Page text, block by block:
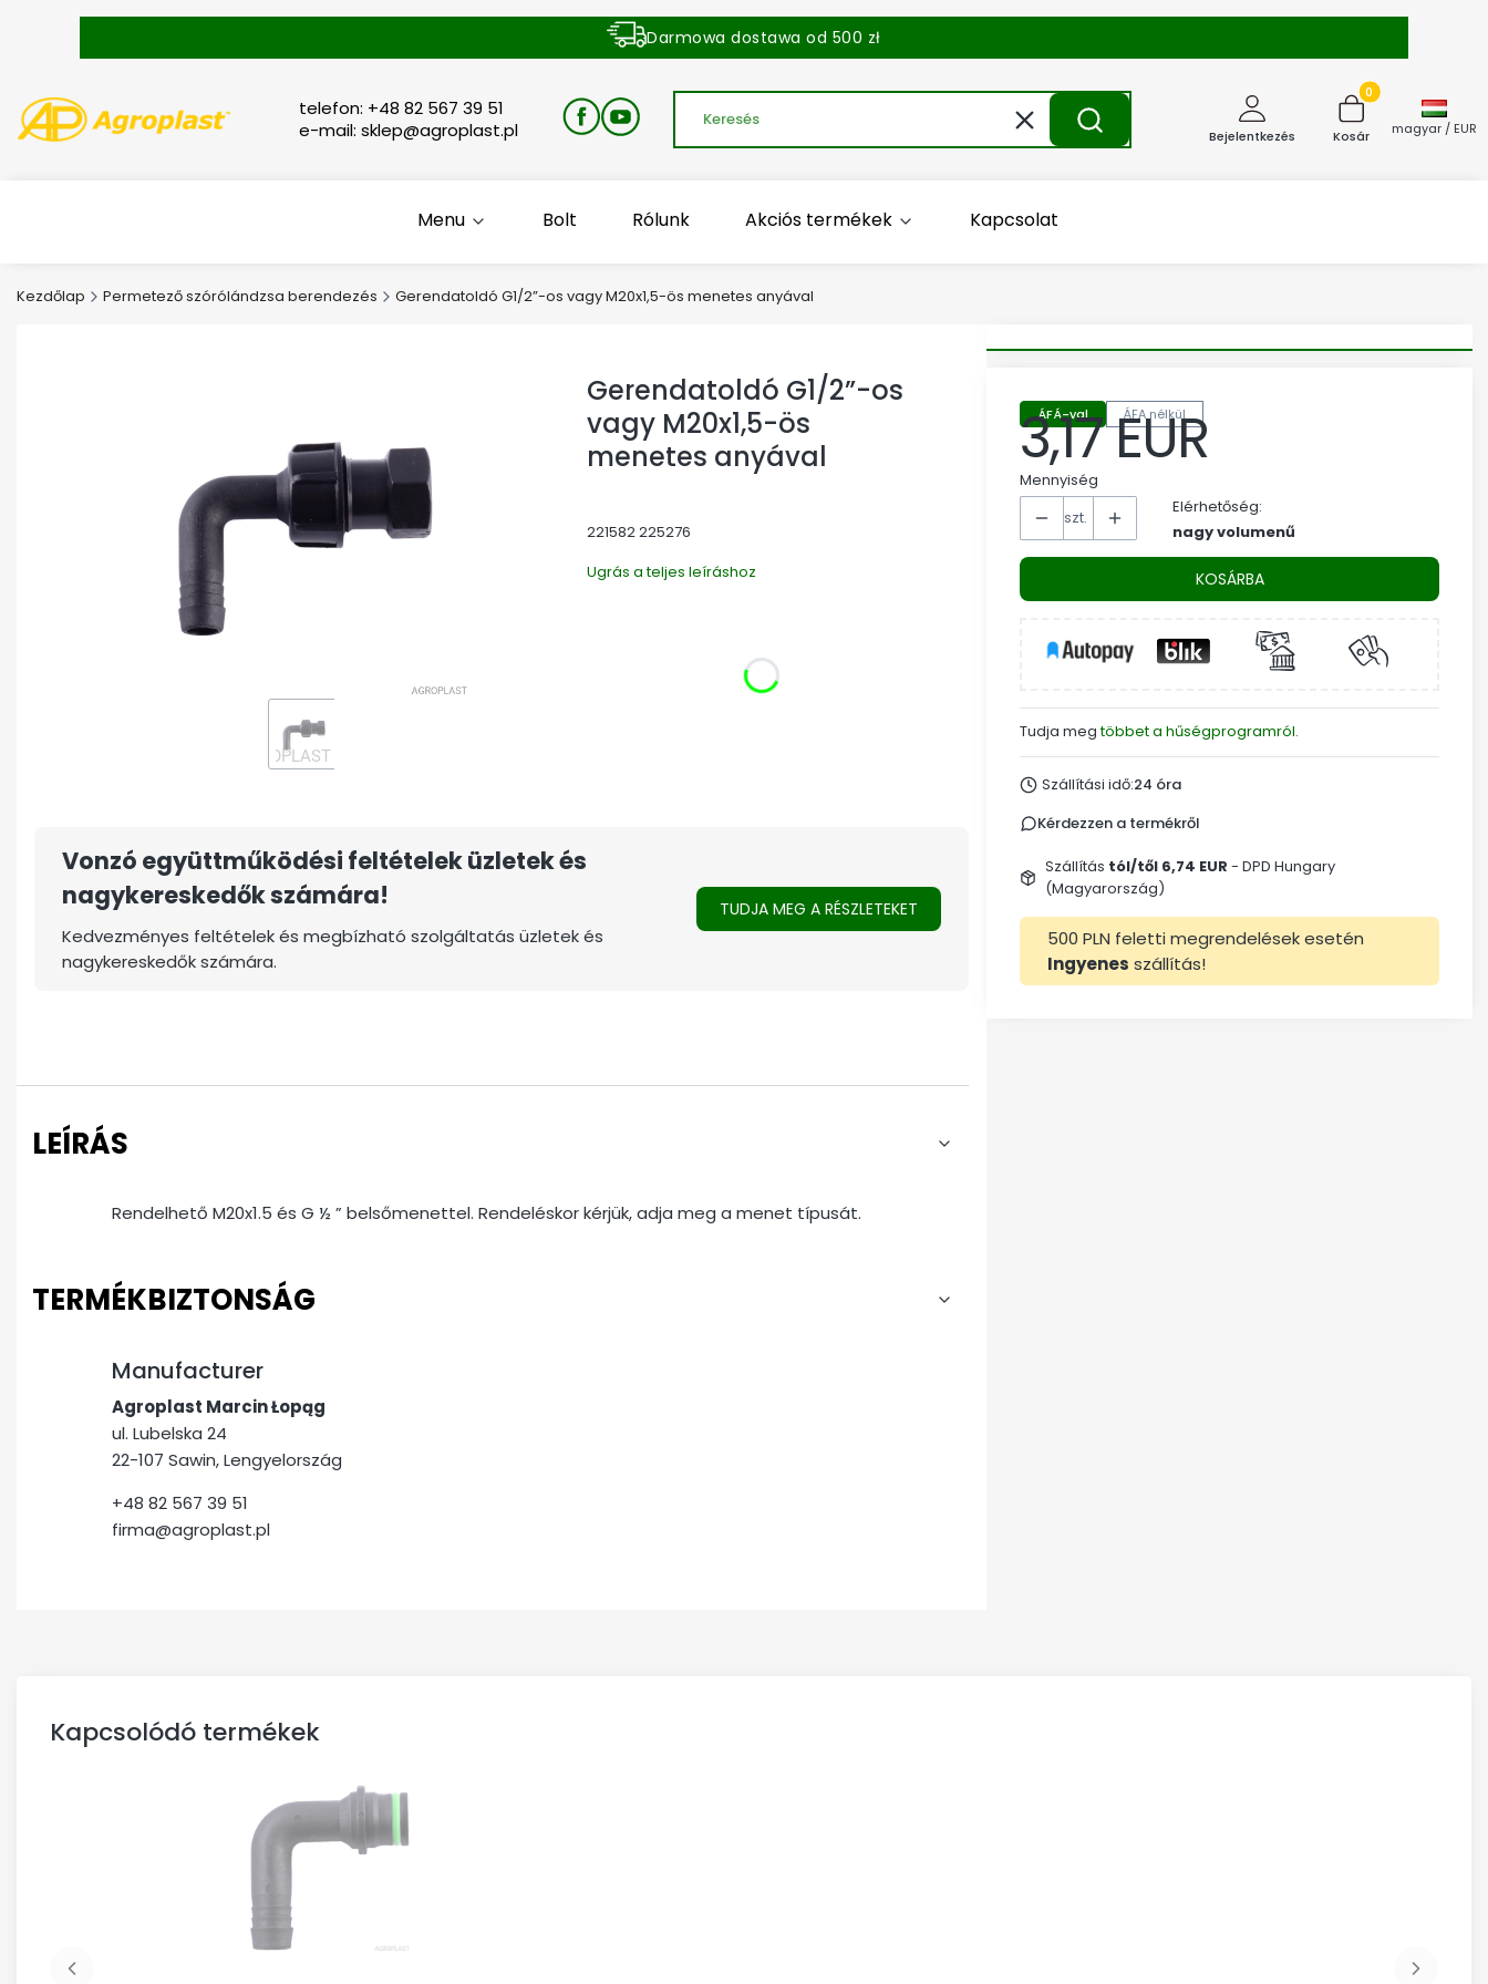
Darmowa dostawa od 500 zł
telefon: +48 82 567 39 51
e-mail: sklep@agroplast.pl
Törlés Keresés Bejelentkezés
Termékek a
Kosár magyar / EUR
Menu Bolt Rólunk Akciós termékek Kapcsolat
Kezdőlap Permetező szórólándzsa berendezés Gerendatoldó G1/2”-os vagy M20x1,5-ös menetes anyával
Gerendatoldó G1/2”-os
vagy M20x1,5-ös
menetes anyával
221582 225276
Ugrás a teljes leíráshoz
Vonzó együttműködési feltételek üzletek és
nagykereskedők számára!
Kedvezményes feltételek és megbízható szolgáltatás üzletek és
nagykereskedők számára.
TUDJA MEG A RÉSZLETEKET
LEÍRÁS
Rendelhető M20x1.5 és G ½ ” belsőmenettel. Rendeléskor kérjük, adja meg a menet típusát.
TERMÉKBIZTONSÁG
Manufacturer
Agroplast Marcin Łopąg
ul. Lubelska 24
22-107 Sawin, Lengyelország
+48 82 567 39 51
firma@agroplast.pl
ÁFÁ-val ÁFA nélkül
Ár
3,17 EUR
Mennyiség
szt.
Elérhetőség:
nagy volumenű
KOSÁRBA
Tudja megtöbbet a hűségprogramról.
Szállítási idő:24 óra
Kérdezzen a termékről
Szállítás tól/től 6,74 EUR - DPD Hungary
(Magyarország)
500 PLN feletti megrendelések esetén
Ingyenes szállítás!
Kapcsolódó termékek